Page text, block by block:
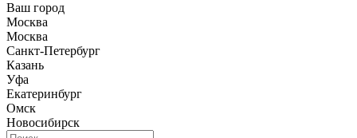
Ваш город
Москва
Москва
Санкт-Петербург
Казань
Уфа
Екатеринбург
Омск
Новосибирск